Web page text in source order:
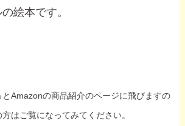
絵本です。
Amazonの商品紹介のページに飛びますの
はご覧になってみてください。